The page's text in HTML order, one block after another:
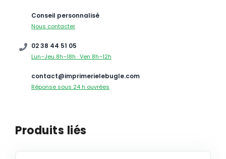
Conseil personnalisé
Nous contacter
02 38 44 51 05
Lun–Jeu 8h–18h · Ven 8h–12h
contact@imprimerielebugle.com
Réponse sous 24 h ouvrées
Produits liés